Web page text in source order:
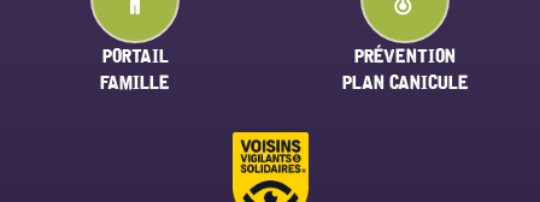
PORTAIL
FAMILLE
PRÉVENTION
PLAN CANICULE